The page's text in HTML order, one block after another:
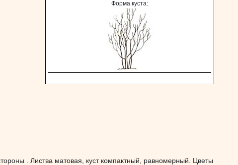
Форма куста:
. Листва матовая, куст компактный, равномерный. Цветы